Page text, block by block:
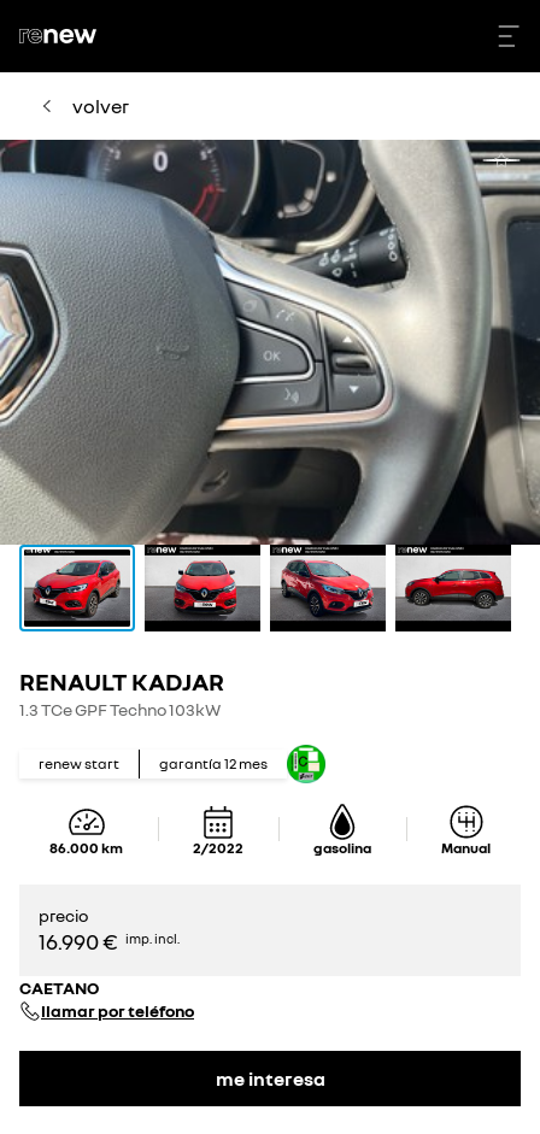
volver
RENAULT KADJAR
1.3 TCe GPF Techno 103kW
renew start garantía 12 mes
86.000 km 2/2022 gasolina Manual
precio
16.990 € imp. incl.
CAETANO
llamar por teléfono
me interesa